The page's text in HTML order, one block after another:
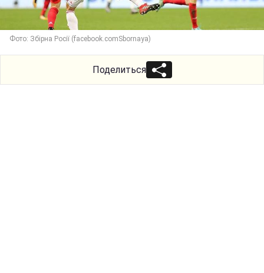
Фото: Збірна Росії (facebook.comSbornaya)
Поделиться